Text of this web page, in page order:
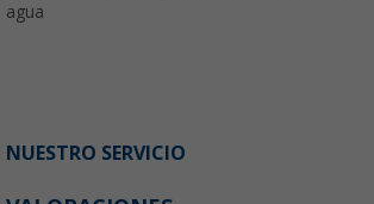
agua
NUESTRO SERVICIO